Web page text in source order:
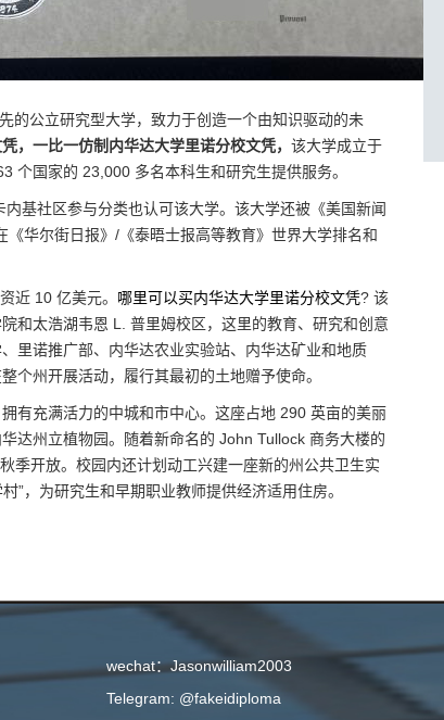
的公立研究型大学，致力于创造一个由知识驱动的未
，一比一仿制内华达大学里诺分校文凭， 该大学成立于
个国家的 23,000 多名本科生和研究生提供服务。
基社区参与分类也认可该大学。该大学还被《美国新闻
《华尔街日报》/《泰晤士报高等教育》世界大学排名和
近 10 亿美元。 哪里可以买内华达大学里诺分校文凭? 该
太浩湖韦恩 L. 普里姆校区，这里的教育、研究和创意
里诺推广部、内华达农业实验站、内华达矿业和地质
个州开展活动，履行其最初的土地赠予使命。
有充满活力的中城和市中心。这座占地 290 英亩的美丽
达州立植物园。随着新命名的 John Tullock 商务大楼的
季开放。校园内还计划动工兴建一座新的州公共卫生实
”，为研究生和早期职业教师提供经济适用住房。
wechat：Jasonwilliam2003
Telegram: @fakeidiploma